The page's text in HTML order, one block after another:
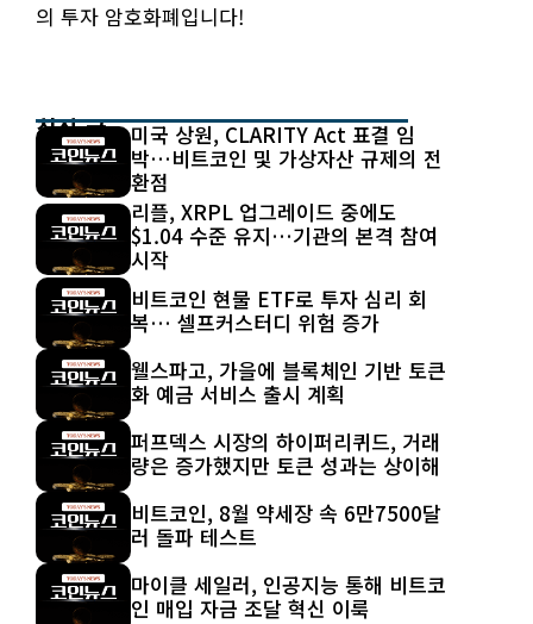
의 투자 암호화폐입니다!
최신 글
미국 상원, CLARITY Act 표결 임
박…비트코인 및 가상자산 규제의 전
환점
리플, XRPL 업그레이드 중에도
$1.04 수준 유지…기관의 본격 참여
시작
비트코인 현물 ETF로 투자 심리 회
복… 셀프커스터디 위험 증가
웰스파고, 가을에 블록체인 기반 토큰
화 예금 서비스 출시 계획
퍼프덱스 시장의 하이퍼리퀴드, 거래
량은 증가했지만 토큰 성과는 상이해
비트코인, 8월 약세장 속 6만7500달
러 돌파 테스트
마이클 세일러, 인공지능 통해 비트코
인 매입 자금 조달 혁신 이룩